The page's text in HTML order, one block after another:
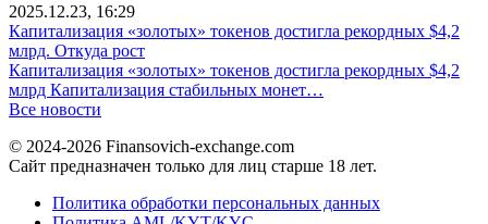
2025.12.23, 16:29
Капитализация «золотых» токенов достигла рекордных $4,2
млрд. Откуда рост
Капитализация «золотых» токенов достигла рекордных $4,2
млрд Капитализация стабильных монет…
Все новости
© 2024-2026 Finansovich-exchange.com
Сайт предназначен только для лиц старше 18 лет.
Политика обработки персональных данных